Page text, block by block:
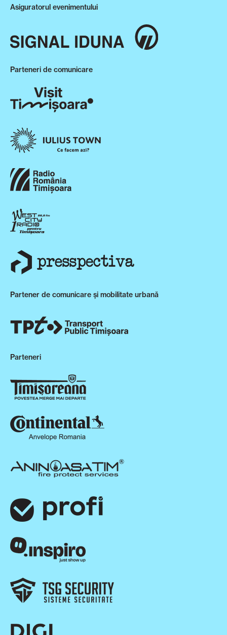
Asiguratorul evenimentului
Parteneri de comunicare
Partener de comunicare și mobilitate urbană
Parteneri